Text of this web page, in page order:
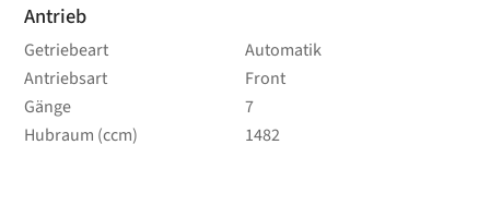
Antrieb
Getriebeart
Automatik
Antriebsart
Front
Gänge
7
Hubraum (ccm)
1482